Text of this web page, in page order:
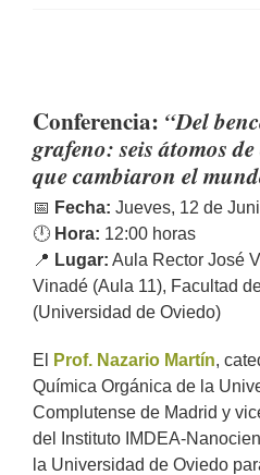
imagen
grande
Conferencia: “Del
grafeno: seis átomos
que cambiaron el
📅 Fecha: Jueves, 12 de
🕛 Hora: 12:00 horas
📍 Lugar: Aula Rector José
Vinadé (Aula 11), Facultad
(Universidad de Oviedo)
El Prof. Nazario Martín,
Química Orgánica de la
Complutense de Madrid y
del Instituto IMDEA-
la Universidad de Oviedo